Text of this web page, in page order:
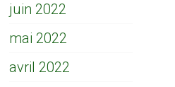
juin 2022
mai 2022
avril 2022